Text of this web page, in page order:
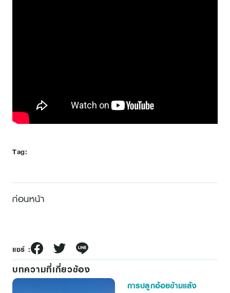
Tag:
ก่อนหน้า
แชร์ :
บทความที่เกี่ยวข้อง
การปลูกอ้อยข้ามแล้ง